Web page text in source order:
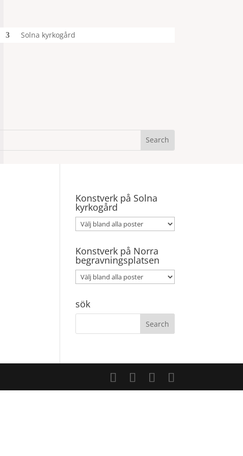
Solna kyrkogård
Konstverk på Solna
kyrkogård
Konstverk på Norra
begravningsplatsen
sök